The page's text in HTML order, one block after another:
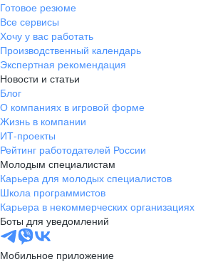
Готовое резюме
Все сервисы
Хочу у вас работать
Производственный календарь
Экспертная рекомендация
Новости и статьи
Блог
О компаниях в игровой форме
Жизнь в компании
ИТ-проекты
Рейтинг работодателей России
Молодым специалистам
Карьера для молодых специалистов
Школа программистов
Карьера в некоммерческих организациях
Боты для уведомлений
Мобильное приложение